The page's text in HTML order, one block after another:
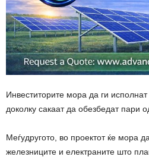
Инвеститорите мора да ги
доколку сакаат да обезбедат пари
Меѓудругото, во проектот ќе мора
железниците и електраните што